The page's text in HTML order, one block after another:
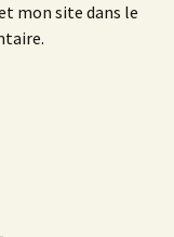
mon site dans le